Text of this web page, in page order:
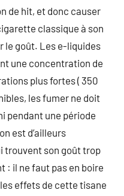
de hit, et donc causer
classique à son
le goût. Les e-liquides
une concentration de
plus fortes ( 350
les fumer ne doit
pendant une période
est d’ailleurs
trouvent son goût trop
: il ne faut pas en boire
effets de cette tisane